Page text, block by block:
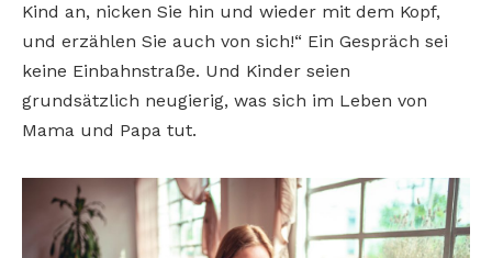
Kind an, nicken Sie hin und wieder mit dem Kopf,
und erzählen Sie auch von sich!“ Ein Gespräch sei
keine Einbahnstraße. Und Kinder seien
grundsätzlich neugierig, was sich im Leben von
Mama und Papa tut.